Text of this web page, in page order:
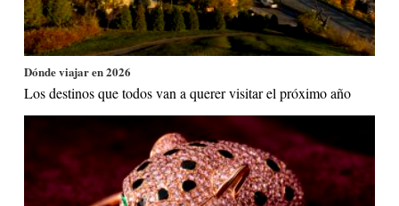
Dónde viajar en 2026
Los destinos que todos van a querer visitar el próximo año